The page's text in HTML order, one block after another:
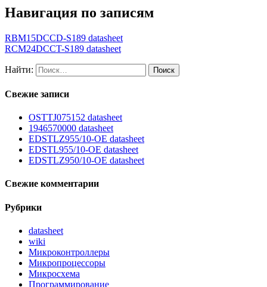
Навигация по записям
RBM15DCCD-S189 datasheet
RCM24DCCT-S189 datasheet
Найти:
Свежие записи
OSTTJ075152 datasheet
1946570000 datasheet
EDSTLZ955/10-OE datasheet
EDSTL955/10-OE datasheet
EDSTLZ950/10-OE datasheet
Свежие комментарии
Рубрики
datasheet
wiki
Микроконтроллеры
Микропроцессоры
Микросхема
Программирование